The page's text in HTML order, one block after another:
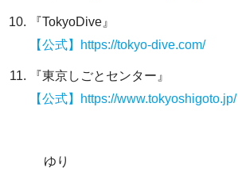
『TokyoDive』
【公式】https://tokyo-dive.com/
『東京しごとセンター』
【公式】https://www.tokyoshigoto.jp/
ゆり